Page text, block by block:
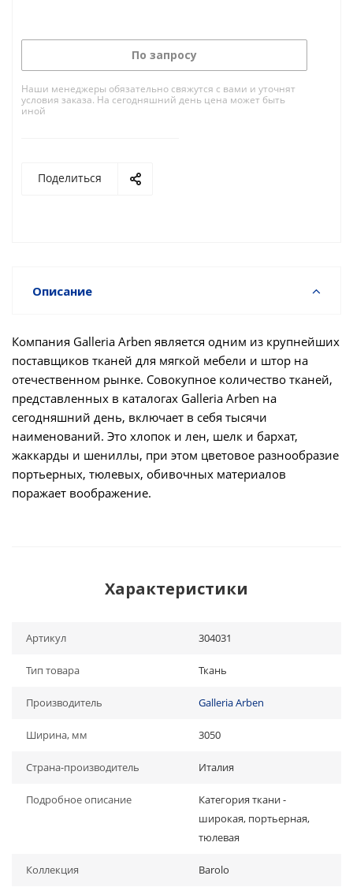
По запросу
Наши менеджеры обязательно свяжутся с вами и уточнят
условия заказа. На сегодняшний день цена может быть
иной
Поделиться
Описание
Компания Galleria Arben является одним из крупнейших
поставщиков тканей для мягкой мебели и штор на
отечественном рынке. Совокупное количество тканей,
представленных в каталогах Galleria Arben на
сегодняшний день, включает в себя тысячи
наименований. Это хлопок и лен, шелк и бархат,
жаккарды и шениллы, при этом цветовое разнообразие
портьерных, тюлевых, обивочных материалов
поражает воображение.
Характеристики
Артикул 304031
Тип товара Ткань
Производитель Galleria Arben
Ширина, мм 3050
Страна-производитель Италия
Подробное описание
Категория ткани -
широкая, портьерная,
тюлевая
Коллекция Barolo